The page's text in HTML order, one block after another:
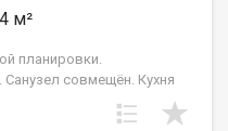
м²
планировки.
совмещён. Кухня
для первого жилья или
компаний